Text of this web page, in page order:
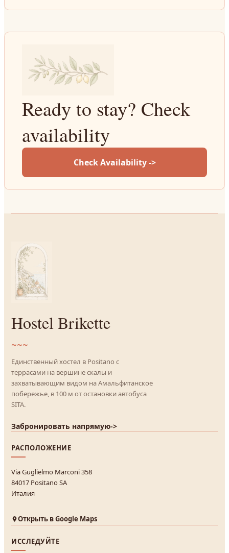
Ready to stay? Check
availability
Check Availability ->
Hostel Brikette
~~~
Единственный хостел в Positano с
террасами на вершине скалы и
захватывающим видом на Амальфитанское
побережье, в 100 м от остановки автобуса
SITA.
Забронировать напрямую->
РАСПОЛОЖЕНИЕ
Via Guglielmo Marconi 358
84017 Positano SA
Италия
Открыть в Google Maps
ИССЛЕДУЙТЕ